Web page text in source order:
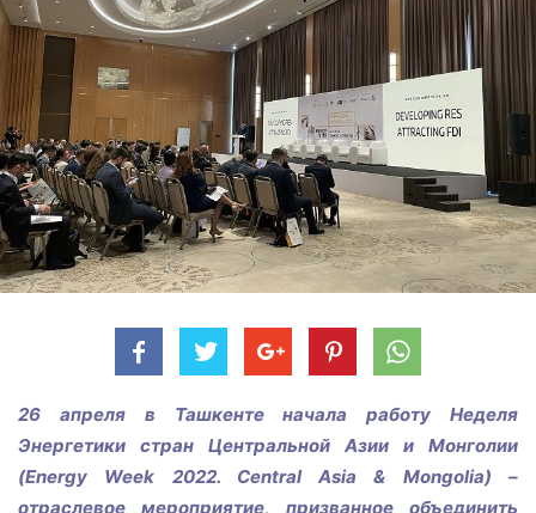
26 апреля в Ташкенте начала работу Неделя
Энергетики стран Центральной Азии и Монголии
(Energy Week 2022. Central Asia & Mongolia) –
отраслевое мероприятие, призванное объединить